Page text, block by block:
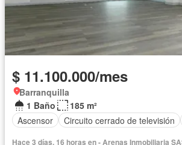
$ 11.100.000/mes
Barranquilla
1 Baño
185 m²
Ascensor
Circuito cerrado de televisión
Hace 3 días, 16 horas en - Arenas Inmobiliaria